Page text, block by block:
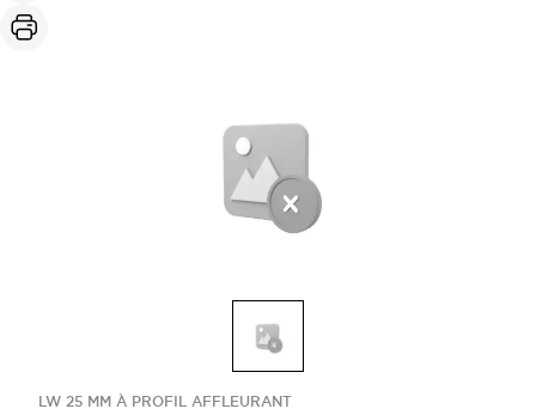
LW 25 MM À PROFIL AFFLEURANT